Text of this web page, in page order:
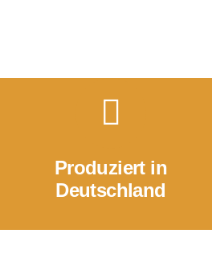
Produziert in
Deutschland